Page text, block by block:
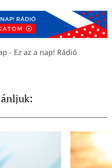
- Ez az a nap! Rádió